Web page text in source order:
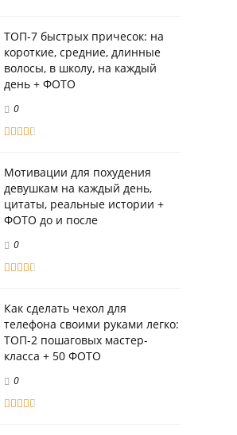
ТОП-7 быстрых причесок: на
короткие, средние, длинные
волосы, в школу, на каждый
день + ФОТО
0
Мотивации для похудения
девушкам на каждый день,
цитаты, реальные истории +
ФОТО до и после
0
Как сделать чехол для
телефона своими руками легко:
ТОП-2 пошаговых мастер-
класса + 50 ФОТО
0